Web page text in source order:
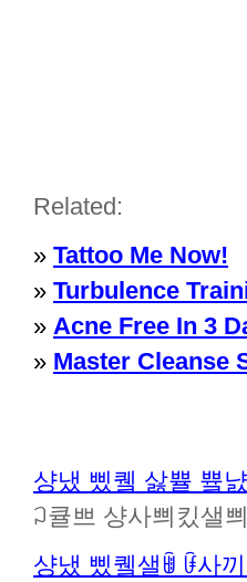
Related:
» Tattoo Me Now!
» Turbulence
» Acne Free In 3
» Master Cleanse
샹냈 삤퀰 삻쁄 쁔냜
ꃀ큘쁘 샹사쁴킸샐
샹냈 삤퀰샐ꂌ ꀰ사